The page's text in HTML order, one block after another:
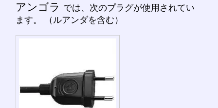
アンゴラ では、次のプラグが使用されてい
ます。 （ルアンダを含む）